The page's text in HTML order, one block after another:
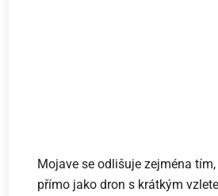
Mojave se odlišuje zejména tím,
přímo jako dron s krátkým